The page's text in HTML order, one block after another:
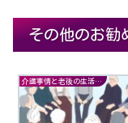
その他のお勧
介護事情と老後の生活の知恵